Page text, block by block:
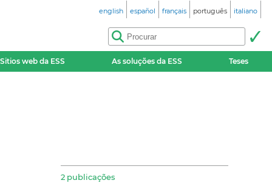
english español français português italiano
Sitios web da ESS As soluções da ESS Teses
2 publicações